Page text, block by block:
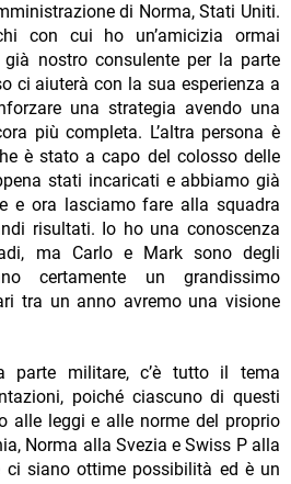
di Norma, Stati Uniti.
con cui ho un’amicizia ormai
già nostro consulente per la parte
ci aiuterà con la sua esperienza a
una strategia avendo una
più completa. L’altra persona è
è stato a capo del colosso delle
stati incaricati e abbiamo già
e ora lasciamo fare alla squadra
risultati. Io ho una conoscenza
ma Carlo e Mark sono degli
certamente un grandissimo
tra un anno avremo una visione
parte militare, c’è tutto il tema
poiché ciascuno di questi
alle leggi e alle norme del proprio
Norma alla Svezia e Swiss P alla
ci siano ottime possibilità ed è un